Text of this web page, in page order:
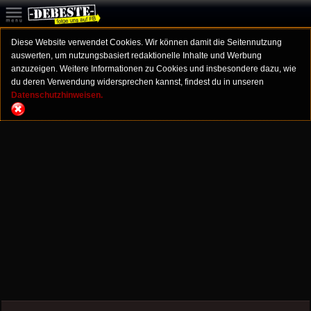
Diese Website verwendet Cookies. Wir können damit die Seitennutzung
auswerten, um nutzungsbasiert redaktionelle Inhalte und Werbung
anzuzeigen. Weitere Informationen zu Cookies und insbesondere dazu, wie
du deren Verwendung widersprechen kannst, findest du in unseren
Datenschutzhinweisen.